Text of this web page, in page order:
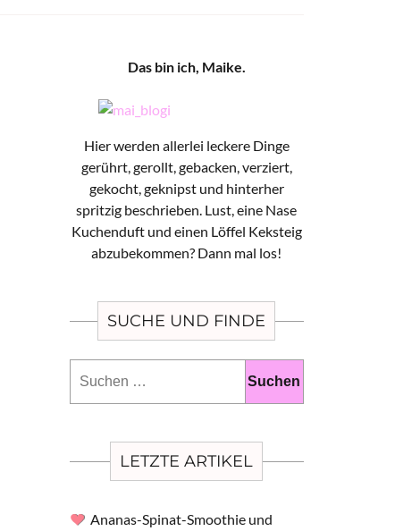
Das bin ich, Maike.
Hier werden allerlei leckere Dinge
gerührt, gerollt, gebacken, verziert,
gekocht, geknipst und hinterher
spritzig beschrieben. Lust, eine Nase
Kuchenduft und einen Löffel Keksteig
abzubekommen? Dann mal los!
SUCHE UND FINDE
nach:
LETZTE ARTIKEL
Ananas-Spinat-Smoothie und